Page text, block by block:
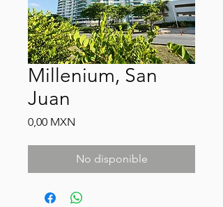
Millenium, San
Juan
0,00 MXN
No disponible